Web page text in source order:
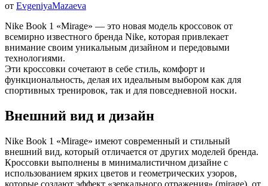
от EvgeniyaMazaeva
Nike Book 1 «Mirage» — это новая модель кроссовок от
всемирно известного бренда Nike, которая привлекает
внимание своим уникальным дизайном и передовыми
технологиями.
Эти кроссовки сочетают в себе стиль, комфорт и
функциональность, делая их идеальным выбором как для
спортивных тренировок, так и для повседневной носки.
Внешний вид и дизайн
Nike Book 1 «Mirage» имеют современный и стильный
внешний вид, который отличается от других моделей бренда.
Кроссовки выполнены в минималистичном дизайне с
использованием ярких цветов и геометрических узоров,
которые создают эффект «зеркального отражения» (mirage), от